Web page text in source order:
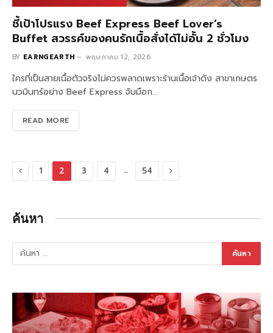
ชี้เป้าโปรแรง Beef Express Beef Lover’s
Buffet สวรรค์ของคนรักเนื้อสั่งได้ไม่อั้น 2 ชั่วโมง
BY EARNGEARTH พฤษภาคม 12, 2026
ใครที่เป็นสายเนื้อตัวจริงไม่ควรพลาดเพราะร้านเนื้อเจ้าดัง สาขาเกษตร
นวมินทร์อย่าง Beef Express จับมือก…
READ MORE
Previous
1 2 3 4 … 54 Next
ค้นหา